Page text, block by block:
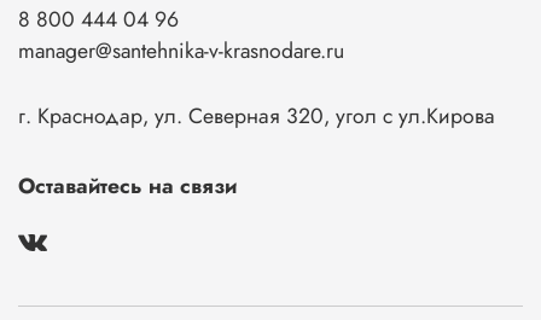
8 800 444 04 96
manager@santehnika-v-krasnodare.ru
г. Краснодар, ул. Северная 320, угол с ул.Кирова
Оставайтесь на связи